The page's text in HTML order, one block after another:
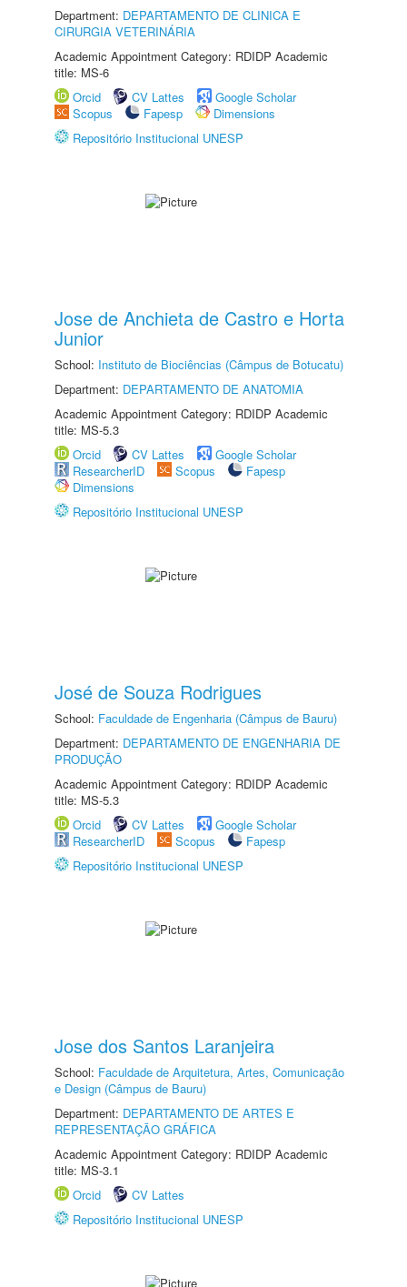
Department: DEPARTAMENTO DE CLINICA E
CIRURGIA VETERINÁRIA
Academic Appointment Category: RDIDP Academic
title: MS-6
Orcid
CV Lattes
Google Scholar
Scopus
Fapesp
Dimensions
Repositório Institucional UNESP
Jose de Anchieta de Castro e Horta
Junior
School: Instituto de Biociências (Câmpus de Botucatu)
Department: DEPARTAMENTO DE ANATOMIA
Academic Appointment Category: RDIDP Academic
title: MS-5.3
Orcid
CV Lattes
Google Scholar
ResearcherID
Scopus
Fapesp
Dimensions
Repositório Institucional UNESP
José de Souza Rodrigues
School: Faculdade de Engenharia (Câmpus de Bauru)
Department: DEPARTAMENTO DE ENGENHARIA DE
PRODUÇÃO
Academic Appointment Category: RDIDP Academic
title: MS-5.3
Orcid
CV Lattes
Google Scholar
ResearcherID
Scopus
Fapesp
Repositório Institucional UNESP
Jose dos Santos Laranjeira
School: Faculdade de Arquitetura, Artes, Comunicação
e Design (Câmpus de Bauru)
Department: DEPARTAMENTO DE ARTES E
REPRESENTAÇÃO GRÁFICA
Academic Appointment Category: RDIDP Academic
title: MS-3.1
Orcid
CV Lattes
Repositório Institucional UNESP